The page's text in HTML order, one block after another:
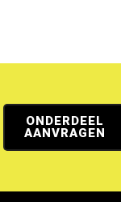
ONDERDEEL
AANVRAGEN